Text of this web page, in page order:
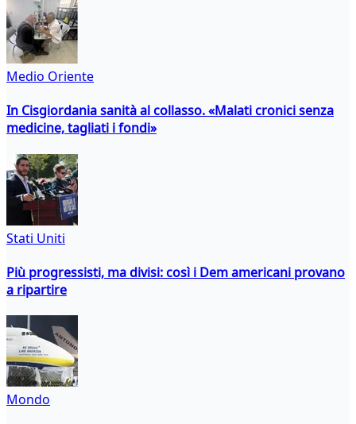
Medio Oriente
In Cisgiordania sanità al collasso. «Malati cronici senza
medicine, tagliati i fondi»
Stati Uniti
Più progressisti, ma divisi: così i Dem americani provano
a ripartire
Mondo